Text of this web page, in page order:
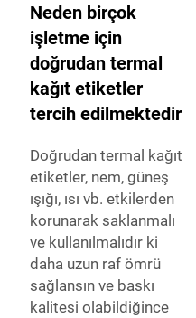
Neden birçok
işletme için
doğrudan termal
kağıt etiketler
tercih edilmektedir
Doğrudan termal kağıt
etiketler, nem, güneş
ışığı, ısı vb. etkilerden
korunarak saklanmalı
ve kullanılmalıdır ki
daha uzun raf ömrü
sağlansın ve baskı
kalitesi olabildiğince